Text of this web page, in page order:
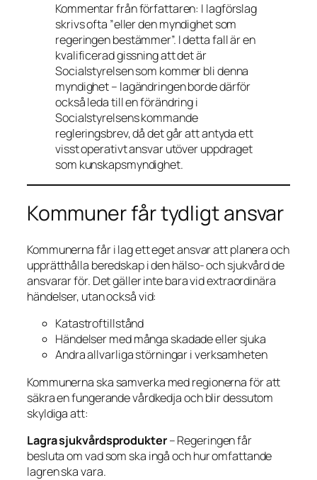
Kommentar från författaren: I lagförslag
skrivs ofta ”eller den myndighet som
regeringen bestämmer”. I detta fall är en
kvalificerad gissning att det är
Socialstyrelsen som kommer bli denna
myndighet – lagändringen borde därför
också leda till en förändring i
Socialstyrelsens kommande
regleringsbrev, då det går att antyda ett
visst operativt ansvar utöver uppdraget
som kunskapsmyndighet.
Kommuner får tydligt ansvar
Kommunerna får i lag ett eget ansvar att planera och
upprätthålla beredskap i den hälso- och sjukvård de
ansvarar för. Det gäller inte bara vid extraordinära
händelser, utan också vid:
Katastroftillstånd
Händelser med många skadade eller sjuka
Andra allvarliga störningar i verksamheten
Kommunerna ska samverka med regionerna för att
säkra en fungerande vårdkedja och blir dessutom
skyldiga att:
Lagra sjukvårdsprodukter– Regeringen får
besluta om vad som ska ingå och hur omfattande
lagren ska vara.